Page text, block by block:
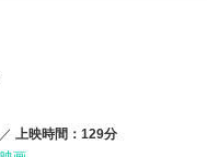
上映時間：129分